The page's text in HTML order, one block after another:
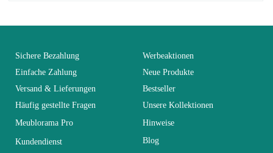
Alter Erwachsener
Kollektion SWITCH
Farben Schwarz
You Must Login To Review
Sichere Bezahlung
Einfache Zahlung
Versand & Lieferungen
Häufig gestellte Fragen
Meublorama Pro
Kundendienst
Werbeaktionen
Neue Produkte
Bestseller
Unsere Kollektionen
Hinweise
Blog